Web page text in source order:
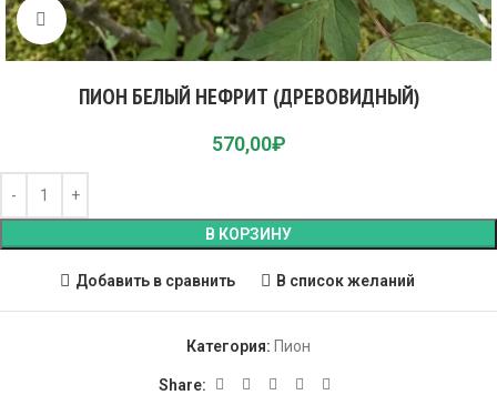
Click to enlarge
ПИОН БЕЛЫЙ НЕФРИТ (ДРЕВОВИДНЫЙ)
570,00₽
В КОРЗИНУ
Добавить в сравнить В список желаний
Категория: Пион
Share: